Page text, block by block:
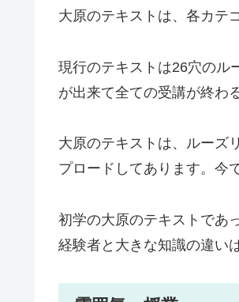
大原のテキストは、各カテ
現行のテキストは26穴のル
が出来て全ての受講が終わ
大原のテキストは、ルーズ
プロードしてあります。今
初学の大原のテキストであ
経験者と大きな知識の違い